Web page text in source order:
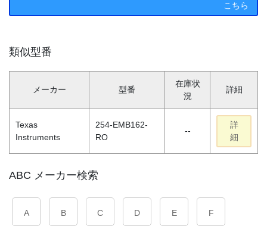
こちら
類似型番
メーカー 型番
在庫状
況
詳細
Texas
Instruments
254-EMB162-
RO
--
詳
細
ABC メーカー検索
A B C D E F